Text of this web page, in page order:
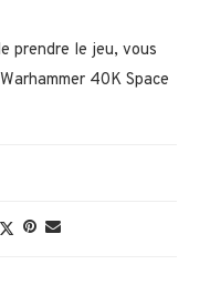
prendre le jeu, vous
40K Space